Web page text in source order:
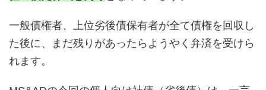
一般債権者、上位劣後債保有者が全て債権を回収し
た後に、まだ残りがあったらようやく弁済を受けら
れます。